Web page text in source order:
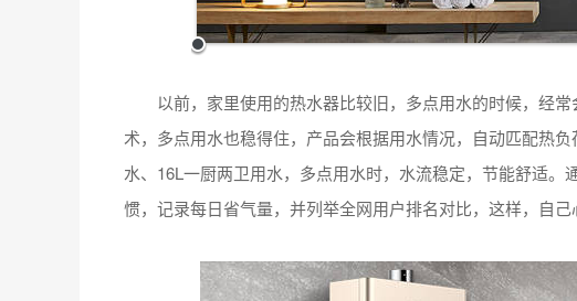
以前，家里使用的热水器比较旧，多点用水的时候，经常
术，多点用水也稳得住，产品会根据用水情况，自动匹配热
水、16L一厨两卫用水，多点用水时，水流稳定，节能舒适
惯，记录每日省气量，并列举全网用户排名对比，这样，自己